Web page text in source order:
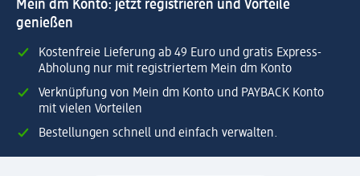
Mein dm Konto: jetzt registrieren und Vorteile
genießen
Kostenfreie Lieferung ab 49 Euro und gratis Express-
Abholung nur mit registriertem Mein dm Konto
Verknüpfung von Mein dm Konto und PAYBACK Konto
mit vielen Vorteilen
Bestellungen schnell und einfach verwalten.